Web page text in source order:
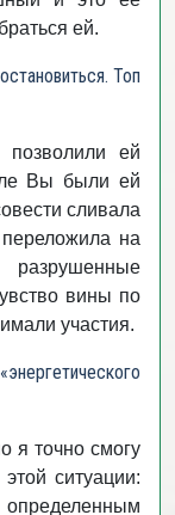
ей.
Топ
ей
Вы были ей
сливала
на
вины по
участия.
я точно смогу
ситуации: